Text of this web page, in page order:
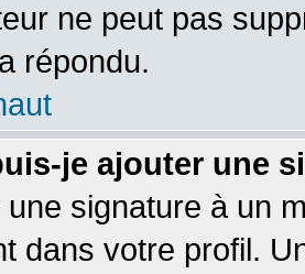
ne peut pas
répondu.
je ajouter une
une signature à un
dans votre profil.